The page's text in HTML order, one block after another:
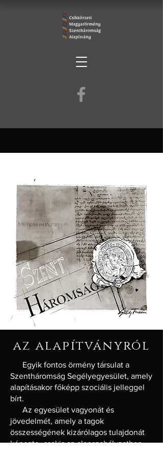
az alapítványról
Egyik fontos örmény társulat a
Szentháromság Segélyegyesület, amely
alapításakor főképp szociális jelleggel
bírt.
Az egyesület vagyonát és
jövedelmét, amely a tagok
összességének kizárólagos tulajdonát
képezte, csakis az alapszabályzatban